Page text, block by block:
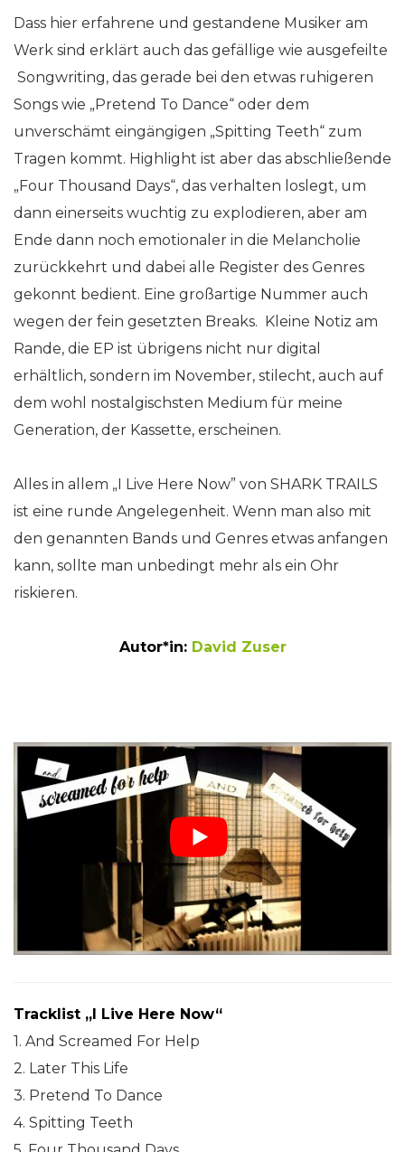
Dass hier erfahrene und gestandene Musiker am
Werk sind erklärt auch das gefällige wie ausgefeilte
Songwriting, das gerade bei den etwas ruhigeren
Songs wie „Pretend To Dance“ oder dem
unverschämt eingängigen „Spitting Teeth“ zum
Tragen kommt. Highlight ist aber das abschließende
„Four Thousand Days“, das verhalten loslegt, um
dann einerseits wuchtig zu explodieren, aber am
Ende dann noch emotionaler in die Melancholie
zurückkehrt und dabei alle Register des Genres
gekonnt bedient. Eine großartige Nummer auch
wegen der fein gesetzten Breaks. Kleine Notiz am
Rande, die EP ist übrigens nicht nur digital
erhältlich, sondern im November, stilecht, auch auf
dem wohl nostalgischsten Medium für meine
Generation, der Kassette, erscheinen.
Alles in allem „I Live Here Now” von SHARK TRAILS
ist eine runde Angelegenheit. Wenn man also mit
den genannten Bands und Genres etwas anfangen
kann, sollte man unbedingt mehr als ein Ohr
riskieren.
Autor*in: David Zuser
Tracklist „I Live Here Now“
1. And Screamed For Help
2. Later This Life
3. Pretend To Dance
4. Spitting Teeth